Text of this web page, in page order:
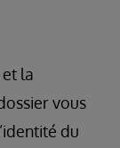
la
vous
du